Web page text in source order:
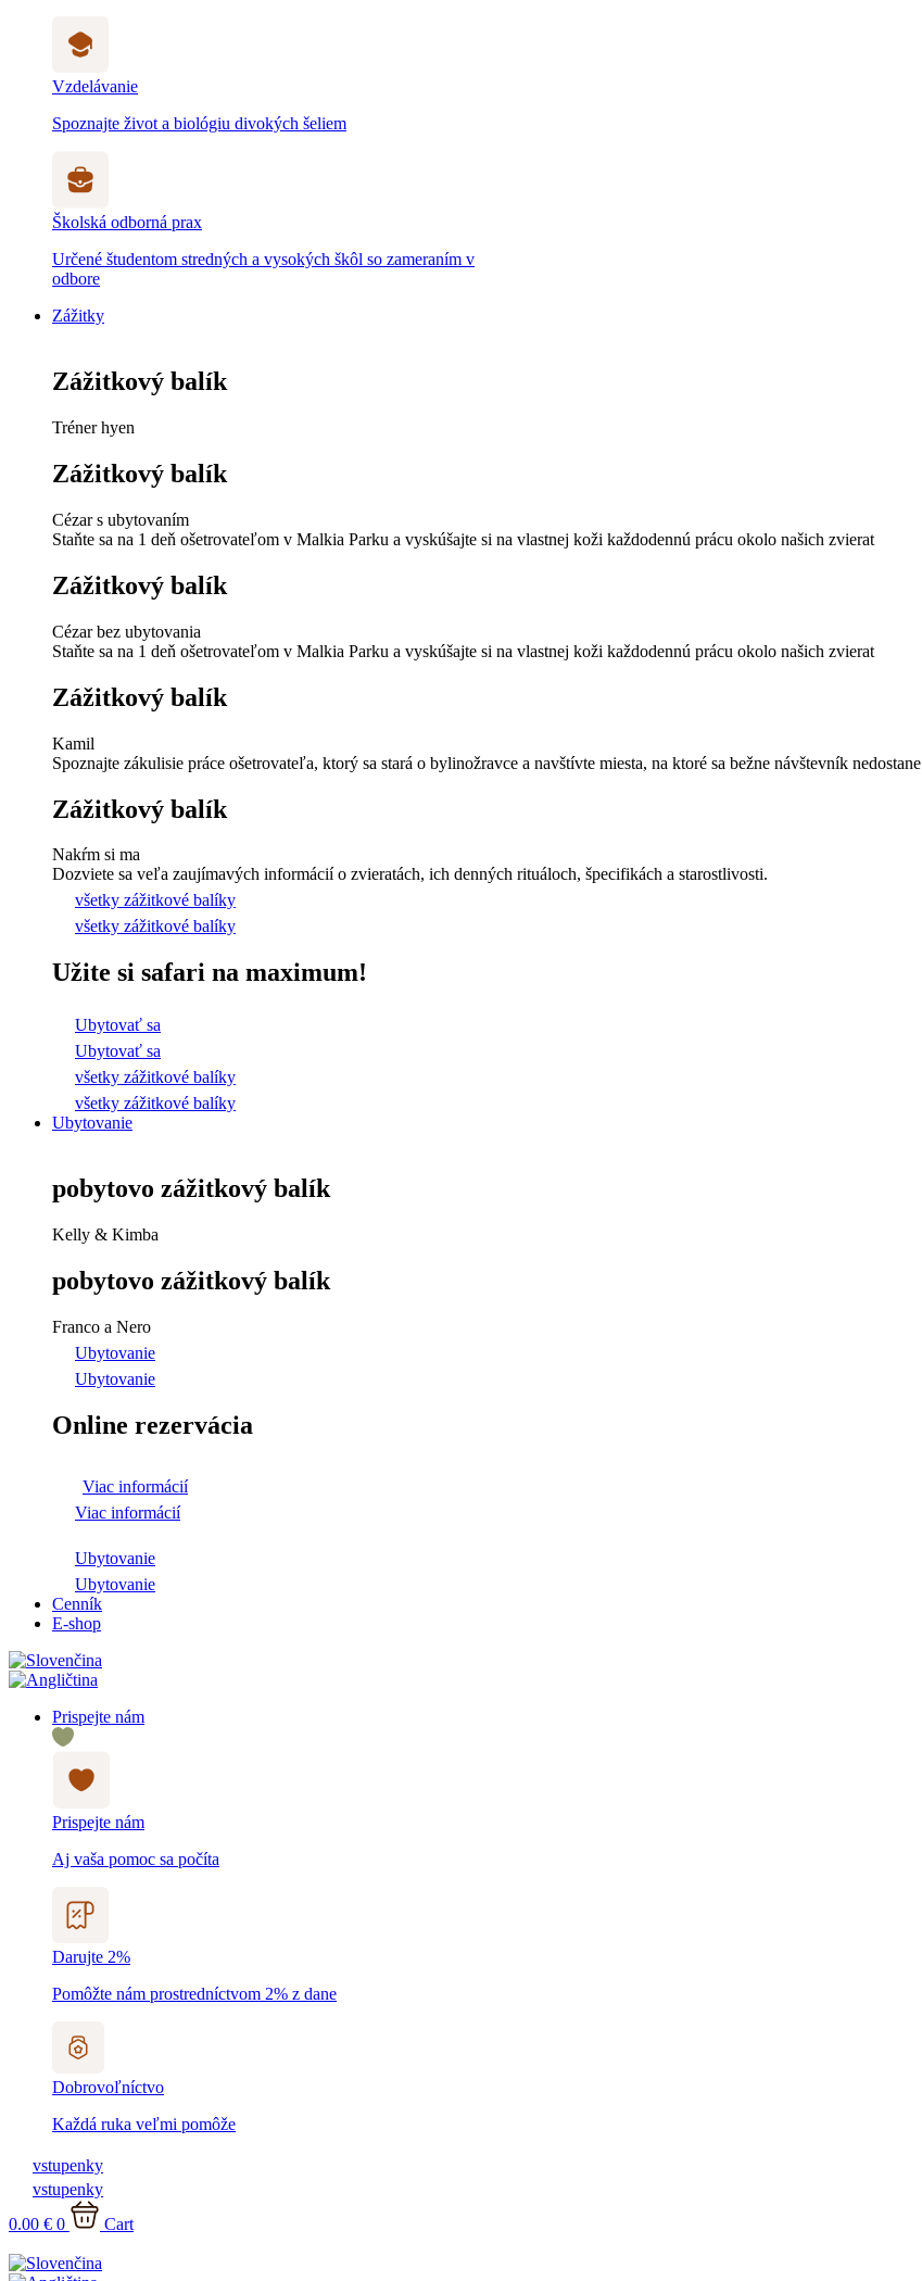
Vzdelávanie
Spoznajte život a biológiu divokých šeliem
Školská odborná prax
Určené študentom stredných a vysokých škôl so zameraním v
odbore
Zážitky
Zážitkový balík
Tréner hyen
Zážitkový balík
Cézar s ubytovaním
Staňte sa na 1 deň ošetrovateľom v Malkia Parku a vyskúšajte si na vlastnej koži každodennú prácu okolo našich zvierat
Zážitkový balík
Cézar bez ubytovania
Staňte sa na 1 deň ošetrovateľom v Malkia Parku a vyskúšajte si na vlastnej koži každodennú prácu okolo našich zvierat
Zážitkový balík
Kamil
Spoznajte zákulisie práce ošetrovateľa, ktorý sa stará o bylinožravce a navštívte miesta, na ktoré sa bežne návštevník nedostane
Zážitkový balík
Nakŕm si ma
Dozviete sa veľa zaujímavých informácií o zvieratách, ich denných rituáloch, špecifikách a starostlivosti.
všetky zážitkové balíky
všetky zážitkové balíky
Užite si safari na maximum!
Ubytovať sa
Ubytovať sa
všetky zážitkové balíky
všetky zážitkové balíky
Ubytovanie
pobytovo zážitkový balík
Kelly & Kimba
pobytovo zážitkový balík
Franco a Nero
Ubytovanie
Ubytovanie
Online rezervácia
Viac informácií
Viac informácií
Ubytovanie
Ubytovanie
Cenník
E-shop
Prispejte nám
Prispejte nám
Aj vaša pomoc sa počíta
Darujte 2%
Pomôžte nám prostredníctvom 2% z dane
Dobrovoľníctvo
Každá ruka veľmi pomôže
vstupenky
vstupenky
0.00 € 0 Cart